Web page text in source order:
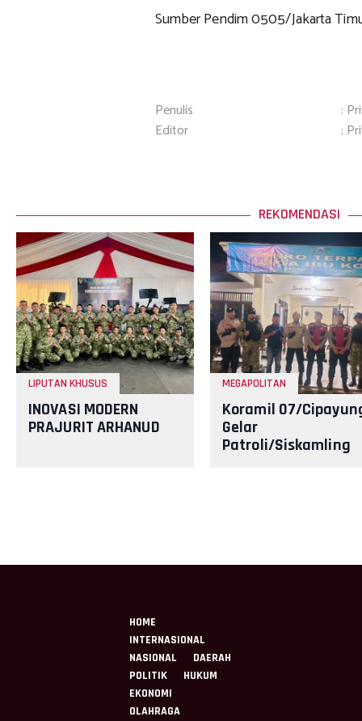
Sumber Pendim 0505/Jakarta
Penulis
:
Editor
:
REKOMENDASI
LIPUTAN KHUSUS
INOVASI MODERN
PRAJURIT ARHANUD
MEGAPOLITAN
Koramil 07/
Gelar
Patroli/Siskamling
HOME
INTERNASIONAL
NASIONAL
DAERAH
POLITIK
HUKUM
EKONOMI
OLAHRAGA